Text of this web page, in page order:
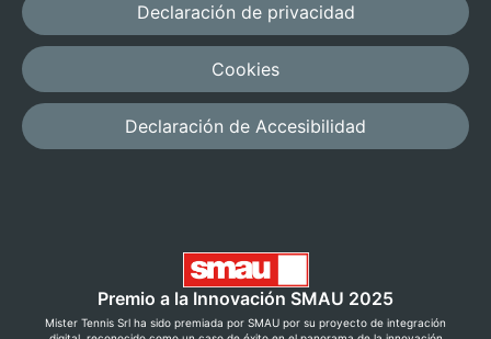
Declaración de privacidad
Cookies
Declaración de Accesibilidad
Premio a la Innovación SMAU 2025
Mister Tennis Srl ha sido premiada por SMAU por su proyecto de integración